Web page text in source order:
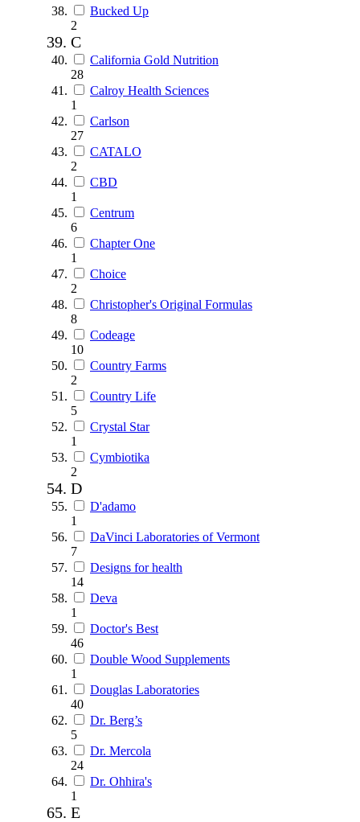
Bucked Up
2
C
California Gold Nutrition
28
Calroy Health Sciences
1
Carlson
27
CATALO
2
CBD
1
Centrum
6
Chapter One
1
Choice
2
Christopher's Original Formulas
8
Codeage
10
Country Farms
2
Country Life
5
Crystal Star
1
Cymbiotika
2
D
D'adamo
1
DaVinci Laboratories of Vermont
7
Designs for health
14
Deva
1
Doctor's Best
46
Double Wood Supplements
1
Douglas Laboratories
40
Dr. Berg’s
5
Dr. Mercola
24
Dr. Ohhira's
1
E